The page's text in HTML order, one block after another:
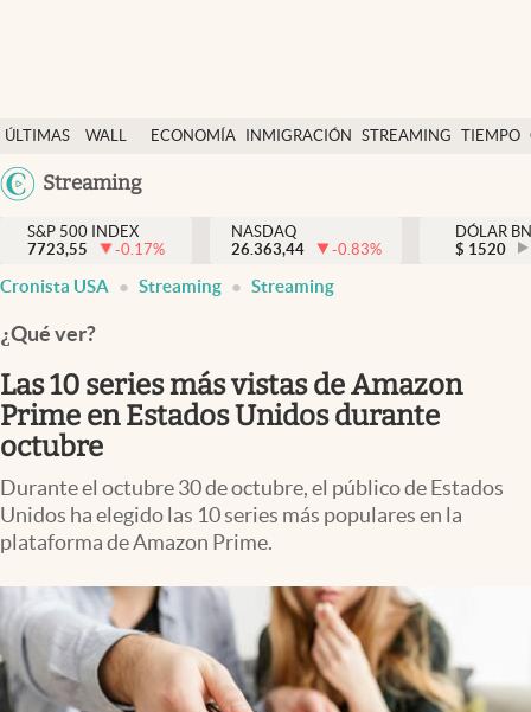
ÚLTIMAS
NOTICIAS
WALL
DÓLAR
ECONOMÍA INMIGRACIÓN STREAMING TIEMPO
México
Streaming
Finanzas y economía
Wall Street y dólar
Inmigración
Espiritual
Streaming
PC y mobile
Lifestyle
USA
S&P 500 INDEX
7723,55
-0.17%
NASDAQ
26.363,44
-0.83%
DÓLAR
$ 1520
Cronista USA Streaming Streaming
¿Qué ver?
Las 10 series más vistas de Amazon
Prime en Estados Unidos durante
octubre
Durante el octubre 30 de octubre, el público de Estados
Unidos ha elegido las 10 series más populares en la
plataforma de Amazon Prime.